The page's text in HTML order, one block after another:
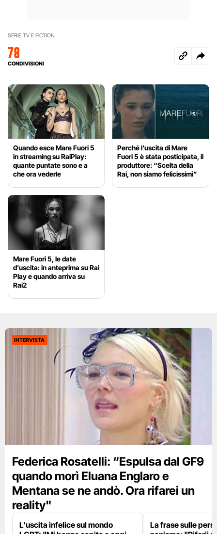
SERIE TV E FICTION
78
CONDIVISIONI
Quando esce Mare Fuori 5
in streaming su RaiPlay:
quante puntate sono e a
che ora vederle
Perché l’uscita di Mare
Fuori 5 è stata posticipata, il
produttore: “Scelta della
Rai, non siamo felicissimi”
Mare Fuori 5, le date
d’uscita: in anteprima su Rai
Play e quando arriva su
Rai2
INTERVISTA
Federica Rosatelli: “Espulsa dal GF9
quando morì Eluana Englaro e
Mentana se ne andò. Ora rifarei un
reality"
L'uscita infelice sul mondo
La frase sulle